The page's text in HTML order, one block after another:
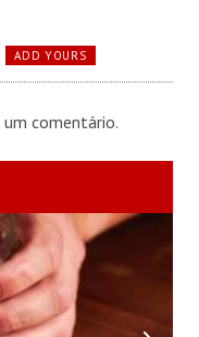
ADD YOURS
um comentário.